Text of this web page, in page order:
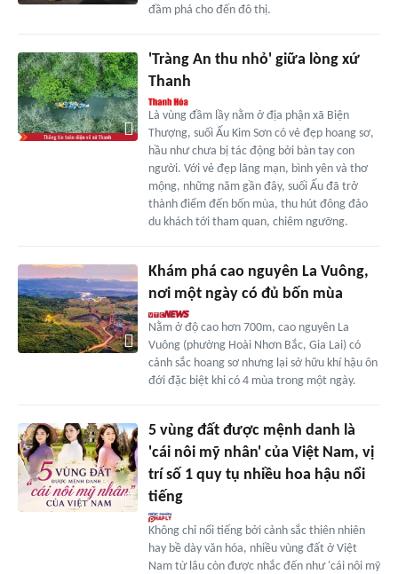
đầm phá cho đến đô thị.
'Tràng An thu nhỏ' giữa lòng xứ
Thanh
Là vùng đầm lầy nằm ở địa phận xã Biện
Thượng, suối Ấu Kim Sơn có vẻ đẹp hoang sơ,
hầu như chưa bị tác động bởi bàn tay con
người. Với vẻ đẹp lãng mạn, bình yên và thơ
mộng, những năm gần đây, suối Ấu đã trở
thành điểm đến bốn mùa, thu hút đông đảo
du khách tới tham quan, chiêm ngưỡng.
Khám phá cao nguyên La Vuông,
nơi một ngày có đủ bốn mùa
Nằm ở độ cao hơn 700m, cao nguyên La
Vuông (phường Hoài Nhơn Bắc, Gia Lai) có
cảnh sắc hoang sơ nhưng lại sở hữu khí hậu ôn
đới đặc biệt khi có 4 mùa trong một ngày.
5 vùng đất được mệnh danh là
'cái nôi mỹ nhân' của Việt Nam, vị
trí số 1 quy tụ nhiều hoa hậu nổi
tiếng
Không chỉ nổi tiếng bởi cảnh sắc thiên nhiên
hay bề dày văn hóa, nhiều vùng đất ở Việt
Nam từ lâu còn được nhắc đến như 'cái nôi mỹ